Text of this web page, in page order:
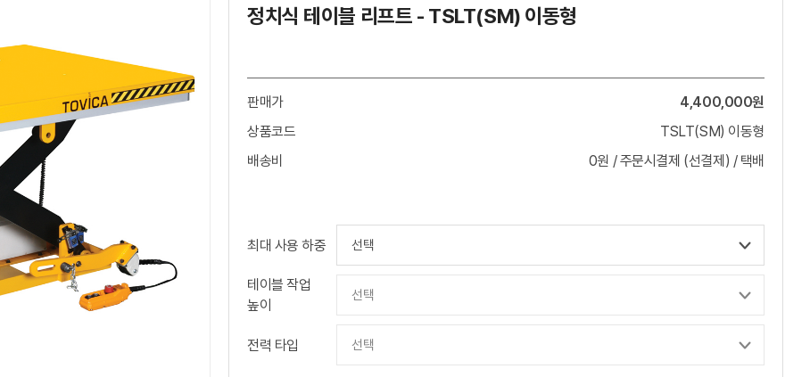
정치식 테이블 리프트 - TSLT(SM) 이동형
판매가
4,400,000원
상품코드
TSLT(SM) 이동형
배송비
0원 / 주문시결제 (선결제) / 택배
최대 사용 하중
테이블 작업
높이
전력 타입